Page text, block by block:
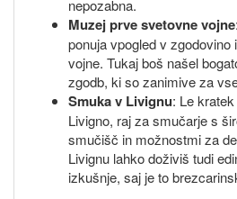
nepozabna.
Muzej prve svetovne vojne
ponuja vpogled v zgodovino
vojne. Tukaj boš našel
zgodb, ki so zanimive za
Smuka v Livignu: Le
Livigno, raj za smučarje s
smučišč in možnostmi za
Livignu lahko doživiš tudi
izkušnje, saj je to